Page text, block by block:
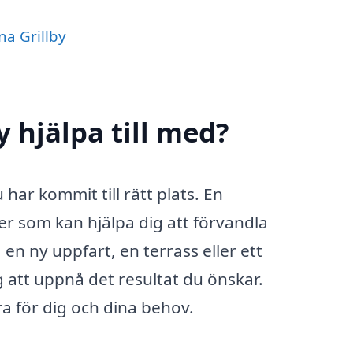
Grillby
hjälpa till med?
har kommit till rätt plats. En
som kan hjälpa dig att förvandla
ny uppfart, en terrass eller ett
uppnå det resultat du önskar.
för dig och dina behov.